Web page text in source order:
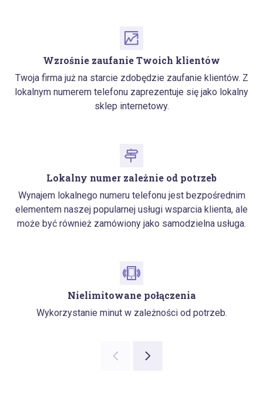
Wzrośnie zaufanie Twoich klientów
Twoja firma już na starcie zdobędzie zaufanie klientów. Z
lokalnym numerem telefonu zaprezentuje się jako lokalny
sklep internetowy.
Lokalny numer zależnie od potrzeb
Wynajem lokalnego numeru telefonu jest bezpośrednim
elementem naszej popularnej usługi wsparcia klienta, ale
może być również zamówiony jako samodzielna usługa.
Nielimitowane połączenia
Wykorzystanie minut w zależności od potrzeb.